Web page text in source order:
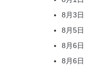
8月3日
8月5日
8月6日
8月6日